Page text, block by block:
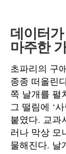
데이터
마주한
초파리의 구
종종 떠올린
쪽 날개를 펼
그 떨림에 ‘
붙였다. 교과
러나 막상 모
물해진다. 날